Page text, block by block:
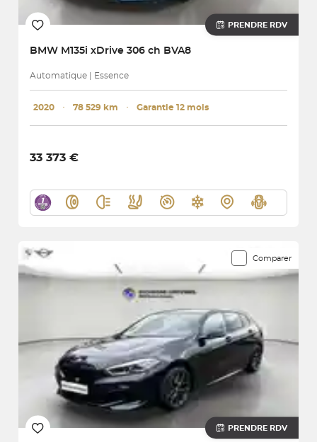
PRENDRE RDV
BMW M135i xDrive 306 ch BVA8
Automatique | Essence
2020 ･ 78 529 km ･ Garantie 12 mois
33 373 €
Comparer
PRENDRE RDV